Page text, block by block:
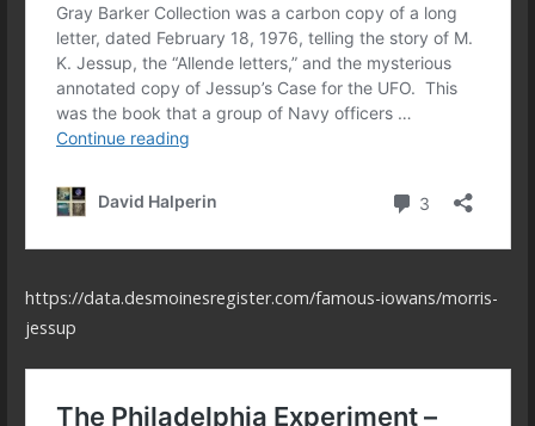
https://data.desmoinesregister.com/famous-iowans/morris-
jessup